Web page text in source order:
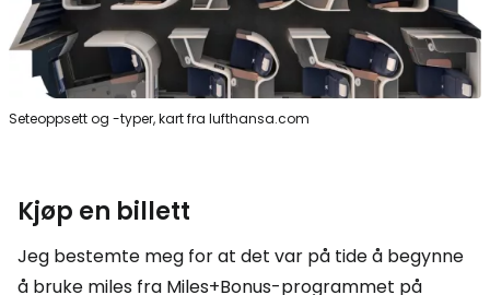
Seteoppsett og -typer, kart fra lufthansa.com
Kjøp en billett
Jeg bestemte meg for at det var på tide å begynne
å bruke miles fra Miles+Bonus-programmet på